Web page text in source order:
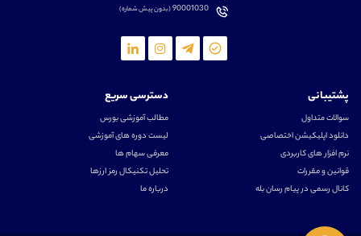
90001030(بدون پیش شماره)
پشتیبانی
سوالات متداول
دانلود اپلیکیشن اختصاصی
نرم افزار های کاربردی
قوانین و مقررات
کانال رسمی در پیام رسان بله
دسترسی سریع
مطالب آموزشی بورس
لیست دوره های آموزشی
معرفی سهام ها
تحلیل تکنیکال رمز ارزها
درباره ما